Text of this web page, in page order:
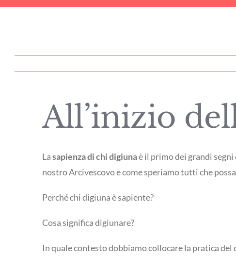
All’inizio
Lasapienza di chi digiunaè il primo dei grandi segni
nostro Arcivescovo e come speriamo tutti che
Perché chi digiuna è sapiente?
Cosa significa digiunare?
In quale contesto dobbiamo collocare la pratica del